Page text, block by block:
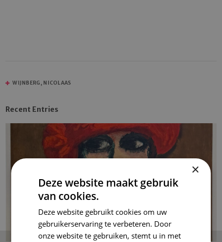
WIJNBERG, NICOLAAS
Recent Entries
×
Deze website maakt gebruik
van cookies.
Deze website gebruikt cookies om uw
gebruikerservaring te verbeteren. Door
onze website te gebruiken, stemt u in met